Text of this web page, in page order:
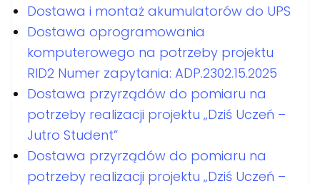
Dostawa i montaż akumulatorów do UPS
Dostawa oprogramowania
komputerowego na potrzeby projektu
RID2 Numer zapytania: ADP.2302.15.2025
Dostawa przyrządów do pomiaru na
potrzeby realizacji projektu „Dziś Uczeń –
Jutro Student”
Dostawa przyrządów do pomiaru na
potrzeby realizacji projektu „Dziś Uczeń –